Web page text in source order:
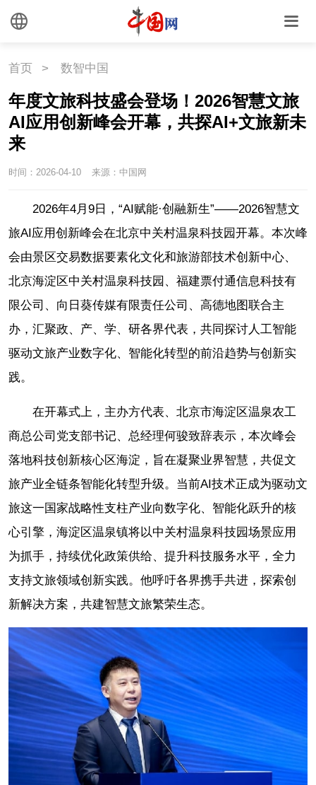
首页 > 数智中国
年度文旅科技盛会登场！2026智慧文旅
AI应用创新峰会开幕，共探AI+文旅新未
来
时间：2026-04-10 来源：中国网
2026年4月9日，“AI赋能·创融新生”——2026智慧文
旅AI应用创新峰会在北京中关村温泉科技园开幕。本次峰
会由景区交易数据要素化文化和旅游部技术创新中心、
北京海淀区中关村温泉科技园、福建票付通信息科技有
限公司、向日葵传媒有限责任公司、高德地图联合主
办，汇聚政、产、学、研各界代表，共同探讨人工智能
驱动文旅产业数字化、智能化转型的前沿趋势与创新实
践。
在开幕式上，主办方代表、北京市海淀区温泉农工
商总公司党支部书记、总经理何骏致辞表示，本次峰会
落地科技创新核心区海淀，旨在凝聚业界智慧，共促文
旅产业全链条智能化转型升级。当前AI技术正成为驱动文
旅这一国家战略性支柱产业向数字化、智能化跃升的核
心引擎，海淀区温泉镇将以中关村温泉科技园场景应用
为抓手，持续优化政策供给、提升科技服务水平，全力
支持文旅领域创新实践。他呼吁各界携手共进，探索创
新解决方案，共建智慧文旅繁荣生态。